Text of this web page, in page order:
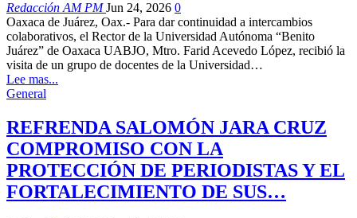
Redacción AM PMJun 24, 2026 0
Oaxaca de Juárez, Oax.- Para dar continuidad a intercambios
colaborativos, el Rector de la Universidad Autónoma “Benito
Juárez” de Oaxaca UABJO, Mtro. Farid Acevedo López, recibió la
visita de un grupo de docentes de la Universidad…
Lee mas...
General
REFRENDA SALOMÓN JARA CRUZ
COMPROMISO CON LA
PROTECCIÓN DE PERIODISTAS Y EL
FORTALECIMIENTO DE SUS…